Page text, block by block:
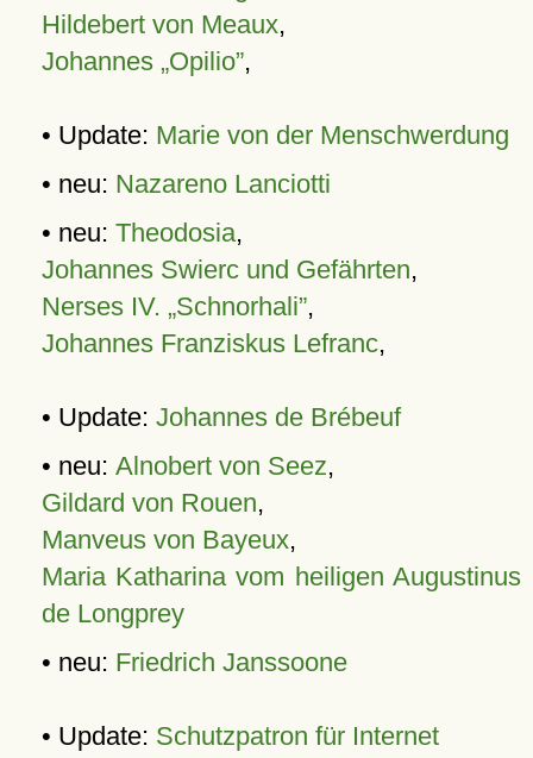
Hildebert von Meaux,
Johannes „Opilio”,
• Update: Marie von der Menschwerdung
• neu: Nazareno Lanciotti
• neu: Theodosia,
Johannes Swierc und Gefährten,
Nerses IV. „Schnorhali”,
Johannes Franziskus Lefranc,
• Update: Johannes de Brébeuf
• neu: Alnobert von Seez,
Gildard von Rouen,
Manveus von Bayeux,
Maria Katharina vom heiligen Augustinus
de Longprey
• neu: Friedrich Janssoone
• Update: Schutzpatron für Internet